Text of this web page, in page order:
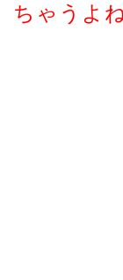
ちゃうよ